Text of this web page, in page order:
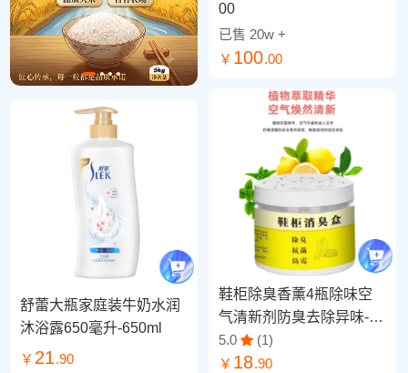
舒蕾大瓶家庭装牛奶水润
沐浴露650毫升-650ml
￥ 21.90
00
已售 20w +
￥ 100.00
鞋柜除臭香薰4瓶除味空
气清新剂防臭去除异味-
瓶-120g*4瓶
5.0
(1)
￥ 18.90